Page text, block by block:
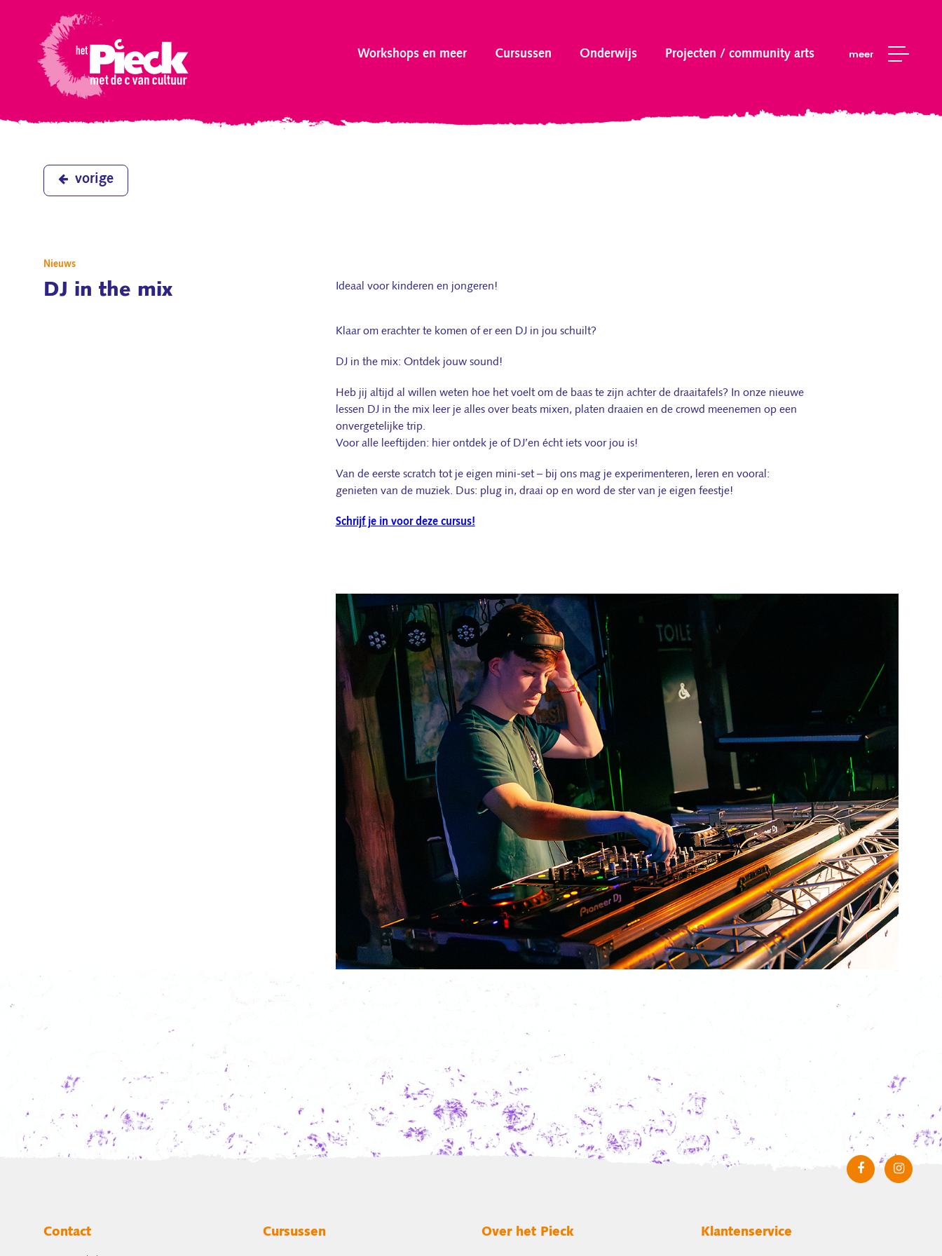
Workshops en meer Cursussen Onderwijs Projecten / community arts meer
vorige
Nieuws
DJ in the mix Ideaal voor kinderen en jongeren!
Klaar om erachter te komen of er een DJ in jou schuilt?
DJ in the mix: Ontdek jouw sound!
Heb jij altijd al willen weten hoe het voelt om de baas te zijn achter de draaitafels? In onze nieuwe
lessen DJ in the mix leer je alles over beats mixen, platen draaien en de crowd meenemen op een
onvergetelijke trip.
Voor alle leeftijden: hier ontdek je of DJ’en écht iets voor jou is!
Van de eerste scratch tot je eigen mini-set – bij ons mag je experimenteren, leren en vooral:
genieten van de muziek. Dus: plug in, draai op en word de ster van je eigen feestje!
Schrijf je in voor deze cursus!
Contact Cursussen Over het Pieck Klantenservice